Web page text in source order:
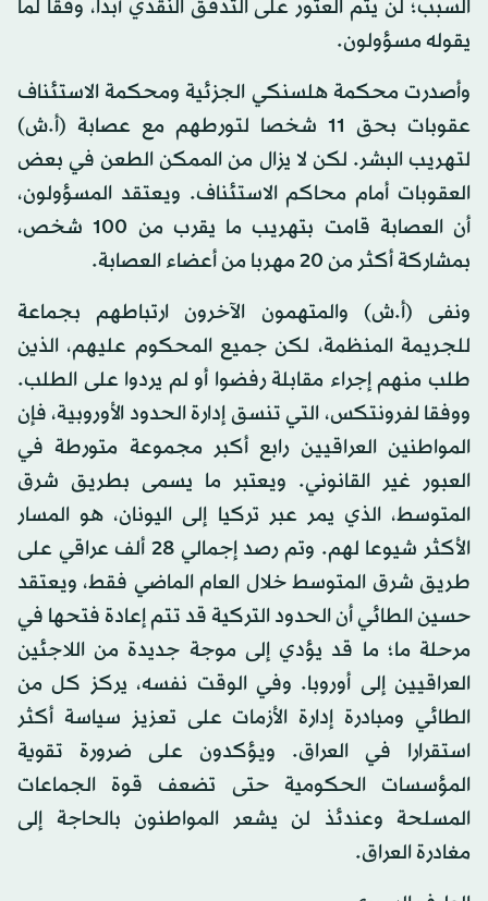
السبب؛ لن يتم العثور على التدفق النقدي أبدا، وفقا لما
يقوله مسؤولون.
وأصدرت محكمة هلسنكي الجزئية ومحكمة الاستئناف
عقوبات بحق 11 شخصا لتورطهم مع عصابة (أ.ش)
لتهريب البشر. لكن لا يزال من الممكن الطعن في بعض
العقوبات أمام محاكم الاستئناف. ويعتقد المسؤولون،
أن العصابة قامت بتهريب ما يقرب من 100 شخص،
بمشاركة أكثر من 20 مهربا من أعضاء العصابة.
ونفى (أ.ش) والمتهمون الآخرون ارتباطهم بجماعة
للجريمة المنظمة، لكن جميع المحكوم عليهم، الذين
طلب منهم إجراء مقابلة رفضوا أو لم يردوا على الطلب.
ووفقا لفرونتكس، التي تنسق إدارة الحدود الأوروبية، فإن
المواطنين العراقيين رابع أكبر مجموعة متورطة في
العبور غير القانوني. ويعتبر ما يسمى بطريق شرق
المتوسط، الذي يمر عبر تركيا إلى اليونان، هو المسار
الأكثر شيوعا لهم. وتم رصد إجمالي 28 ألف عراقي على
طريق شرق المتوسط خلال العام الماضي فقط، ويعتقد
حسين الطائي أن الحدود التركية قد تتم إعادة فتحها في
مرحلة ما؛ ما قد يؤدي إلى موجة جديدة من اللاجئين
العراقيين إلى أوروبا. وفي الوقت نفسه، يركز كل من
الطائي ومبادرة إدارة الأزمات على تعزيز سياسة أكثر
استقرارا في العراق. ويؤكدون على ضرورة تقوية
المؤسسات الحكومية حتى تضعف قوة الجماعات
المسلحة وعندئذ لن يشعر المواطنون بالحاجة إلى
مغادرة العراق.